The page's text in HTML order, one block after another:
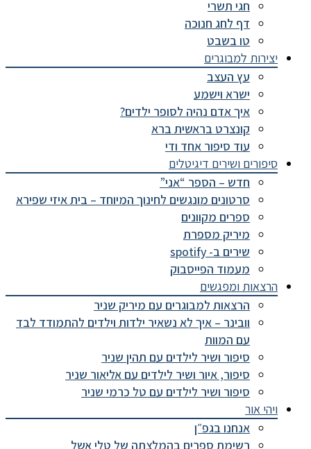
חגי תשרי
דף לחג חנוכה
טו בשבט
יצירות למבוגרים
עץ העצב
ישרא וישמע
איך אדם נהיה לסופר ילדים?
קונצרט בראשית ברא
עוד סיפור אחד ודי
סיפורים ושירים דיגיטלים
חדש – הספר “אני”
סרטונים מונגשים לחינוך המיוחד – בית איזי שפירא
ספרים מקוונים
מיריק מספרת
שירים ב- spotify
מעמוד הפייסבוק
הרצאות ומפגשים
הרצאות למבוגרים עם מיריק שניר
וובינר – איך לא נשאיר ילדות וילדים להתמודד לבד
עם המוות
סיפור ושיר לילדים עם תהין שניר
סיפור, איור ושיר לילדים עם אליאור שניר
סיפור ושיר לילדים עם טל כרמי שניר
ויהי אור
אנחנו בגפ״ן
רשימת ספרים בהמלצתה של טלי אשל